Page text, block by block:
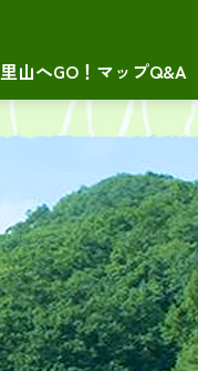
里山へGO！マップQ&A